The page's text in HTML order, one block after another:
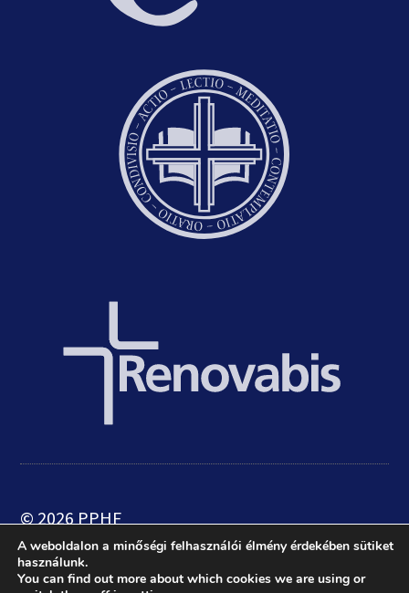
© 2026 PPHF
web:crætive.hu| tárhely:RackForest
A weboldalon a minőségi felhasználói élmény érdekében sütiket
használunk.
You can find out more about which cookies we are using or